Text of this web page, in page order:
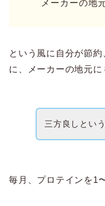
メーカーの地
という風に自分が節
に、メーカーの地元に
三方良しとい
毎月、プロテインを1